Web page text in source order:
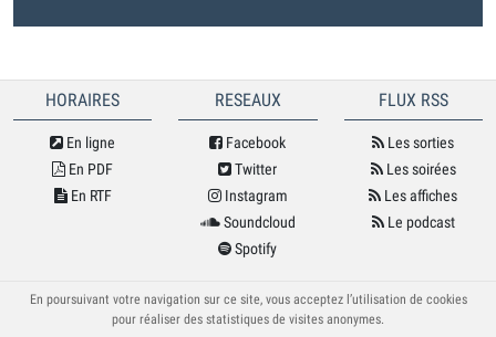
HORAIRES
En ligne
En PDF
En RTF
RESEAUX
Facebook
Twitter
Instagram
Soundcloud
Spotify
FLUX RSS
Les sorties
Les soirées
Les affiches
Le podcast
© Cybele 2026
En poursuivant votre navigation sur ce site, vous acceptez l’utilisation de cookies
pour réaliser des statistiques de visites anonymes.